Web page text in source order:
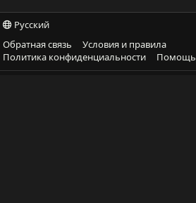
Русский
Обратная связь
Условия и правила
Политика конфиденциальности
Помощь